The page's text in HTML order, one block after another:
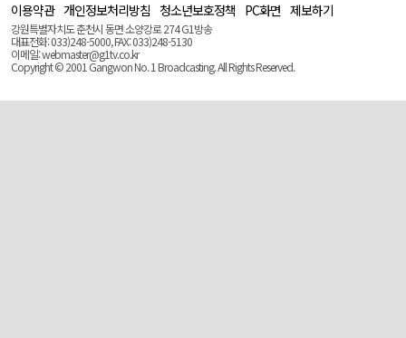
이용약관 개인정보처리방침 청소년보호정책 PC화면 제보하기
강원특별자치도 춘천시 동면 소양강로 274 G1방송
대표전화: 033)248-5000, FAX: 033)248-5130
이메일: webmaster@g1tv.co.kr
Copyright © 2001 Gangwon No. 1 Broadcasting. All Rights Reserved.